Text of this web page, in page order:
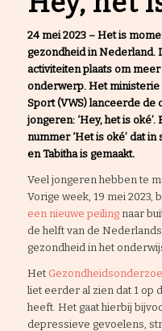
24 mei 2023 – Het is
gezondheid in Nederland.
activiteiten plaats om
onderwerp. Het ministerie
Sport (VWS) lanceerde de
jongeren: ‘Hey, het is oké’.
nummer ‘Het is oké’ dat
en Tabitha is gemaakt.
Veel jongeren hebben te
Vorige week, 19 mei 2023,
een nieuwe peilingnaar
de helft van de
gezondheid in het
Het
liet eerder al zien dat 1 op
heeft. Het gaat hierbij
depressieve gevoelens,